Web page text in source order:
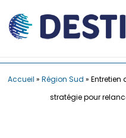
Accueil » Région Sud » Entretien
stratégie pour